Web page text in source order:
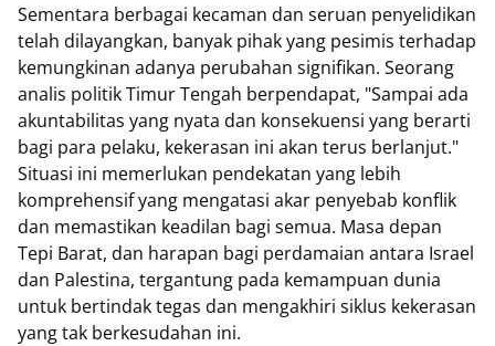
Sementara berbagai kecaman dan seruan penyelidikan
telah dilayangkan, banyak pihak yang pesimis terhadap
kemungkinan adanya perubahan signifikan. Seorang
analis politik Timur Tengah berpendapat, "Sampai ada
akuntabilitas yang nyata dan konsekuensi yang berarti
bagi para pelaku, kekerasan ini akan terus berlanjut."
Situasi ini memerlukan pendekatan yang lebih
komprehensif yang mengatasi akar penyebab konflik
dan memastikan keadilan bagi semua. Masa depan
Tepi Barat, dan harapan bagi perdamaian antara Israel
dan Palestina, tergantung pada kemampuan dunia
untuk bertindak tegas dan mengakhiri siklus kekerasan
yang tak berkesudahan ini.